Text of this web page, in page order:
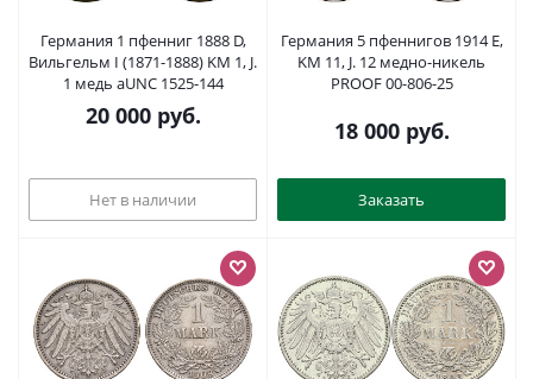
Германия 1 пфенниг 1888 D,
Вильгельм I (1871-1888) KM 1, J.
1 медь aUNC 1525-144
20 000руб.
Нет в наличии
Германия 5 пфеннигов 1914 E,
KM 11, J. 12 медно-никель
PROOF 00-806-25
18 000руб.
Заказать